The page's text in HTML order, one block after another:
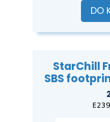
DO
StarChill
SBS